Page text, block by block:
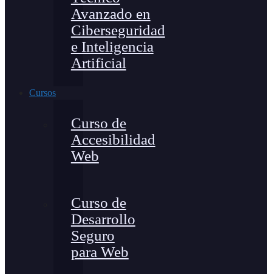
Avanzado en
Ciberseguridad
e Inteligencia
Artificial
Cursos
Curso de
Accesibilidad
Web
Curso de
Desarrollo
Seguro
para Web